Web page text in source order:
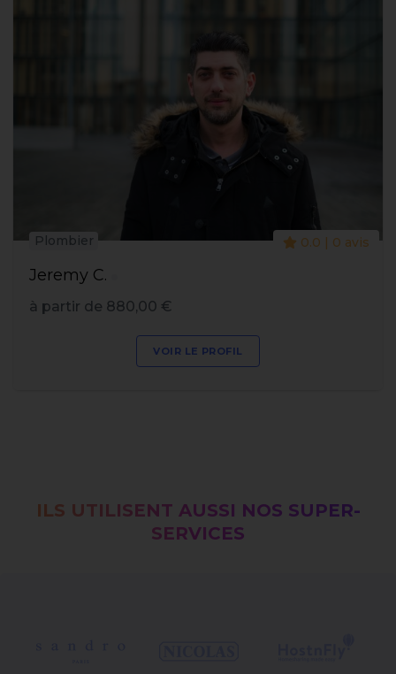
Jeremy C.
Plombier 0.0 | 0 avis
à partir de 880,00 €
VOIR LE PROFIL
ILS UTILISENT AUSSI NOS SUPER-
SERVICES